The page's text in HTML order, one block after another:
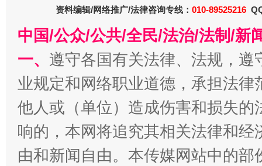
习近平的博鳌关键词
魏明亮
资料编辑/网络推广/法律咨询专线： 010-89525216
中国/公众/公共/全民/法治/法制/新
一、 遵守各国有关法律、法规，
业规定和网络职业道德，承担法
他人或（单位）造成伤害和损失
响的，本网将追究其相关法律和
由和新闻自由。本传媒网站中的